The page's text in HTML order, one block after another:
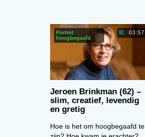
Portret
hoogbegaafd
03:57
Jeroen Brinkman (62) –
slim, creatief, levendig
en gretig
Hoe is het om hoogbegaafd te